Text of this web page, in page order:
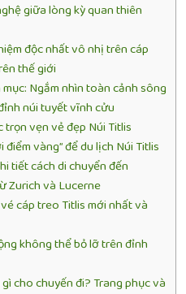
giữa lòng kỳ quan thiên
độc nhất vô nhị trên cáp
thế giới
Ngắm nhìn toàn cảnh sông
núi tuyết vĩnh cửu
vẹn vẻ đẹp Núi Titlis
điểm vàng” để du lịch Núi Titlis
tiết cách di chuyển đến
Zurich và Lucerne
cáp treo Titlis mới nhất và
không thể bỏ lỡ trên đỉnh
cho chuyến đi? Trang phục và